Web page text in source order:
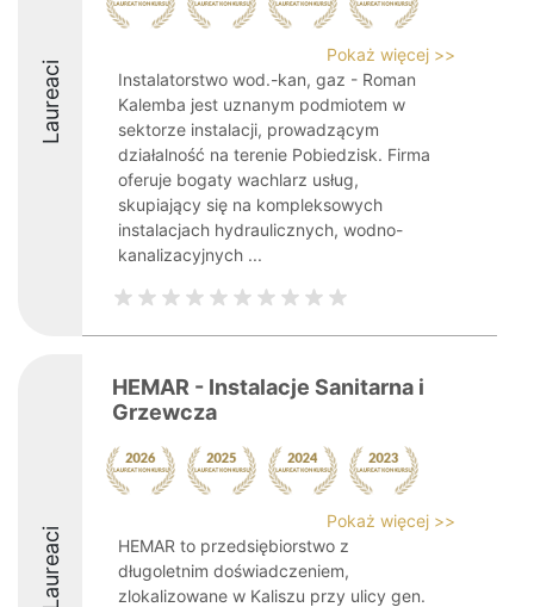
Laureaci
Pokaż więcej >>
Instalatorstwo wod.-kan, gaz - Roman
Kalemba jest uznanym podmiotem w
sektorze instalacji, prowadzącym
działalność na terenie Pobiedzisk. Firma
oferuje bogaty wachlarz usług,
skupiający się na kompleksowych
instalacjach hydraulicznych, wodno-
kanalizacyjnych ...
Laureaci
HEMAR - Instalacje Sanitarna i
Grzewcza
Pokaż więcej >>
HEMAR to przedsiębiorstwo z
długoletnim doświadczeniem,
zlokalizowane w Kaliszu przy ulicy gen.